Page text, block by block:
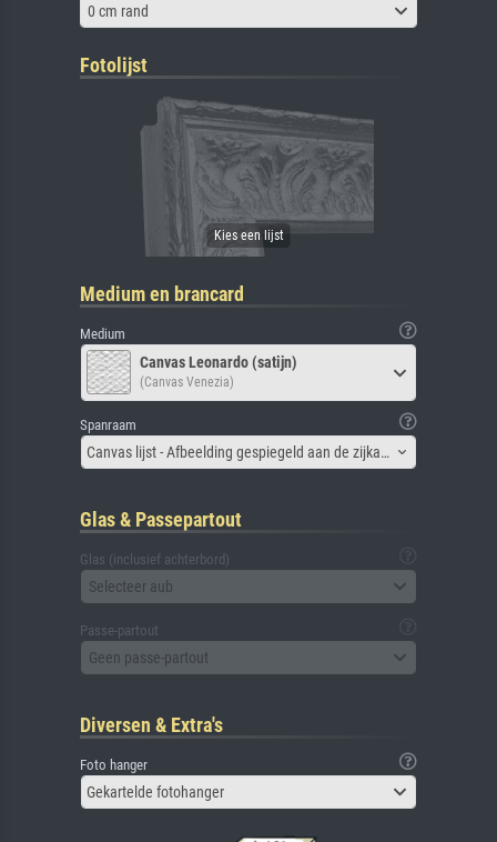
0 cm rand
Fotolijst
Medium en brancard
Medium
Canvas Leonardo (satijn)
(Canvas Venezia)
Spanraam
Canvas lijst - Afbeelding gespiegeld aan de zijkant
Glas & Passepartout
Glas (inclusief achterbord)
Selecteer aub
Passe-partout
Geen passe-partout
Diversen & Extra's
Foto hanger
Gekartelde fotohanger